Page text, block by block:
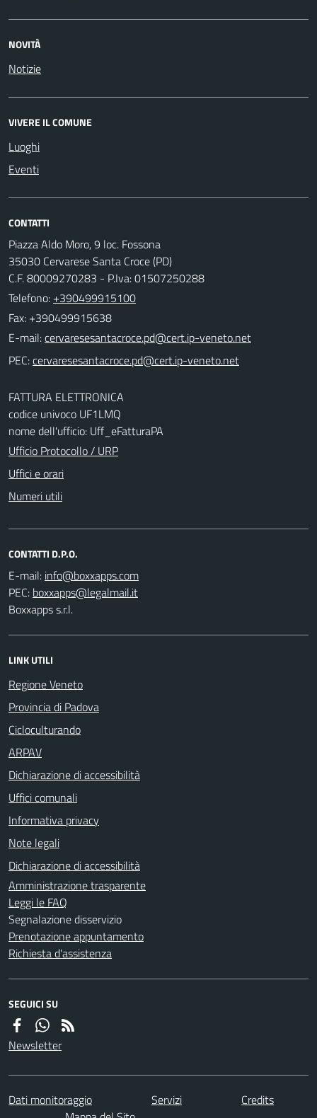
NOVITÀ
Notizie
VIVERE IL COMUNE
Luoghi
Eventi
CONTATTI
Piazza Aldo Moro, 9 loc. Fossona
35030 Cervarese Santa Croce (PD)
C.F. 80009270283 - P.Iva: 01507250288
Telefono: +390499915100
Fax: +390499915638
E-mail:
PEC:
FATTURA ELETTRONICA
codice univoco UF1LMQ
nome dell'ufficio: Uff_eFatturaPA
Ufficio Protocollo / URP
Uffici e orari
Numeri utili
CONTATTI D.P.O.
E-mail:
PEC:
Boxxapps s.r.l.
LINK UTILI
Regione Veneto
Provincia di Padova
Cicloculturando
ARPAV
Dichiarazione di accessibilità
Uffici comunali
Informativa privacy
Note legali
Dichiarazione di accessibilità
Amministrazione trasparente
Leggi le FAQ
Segnalazione disservizio
Prenotazione appuntamento
Richiesta d'assistenza
SEGUICI SU
Newsletter
Dati monitoraggio Servizi
Credits